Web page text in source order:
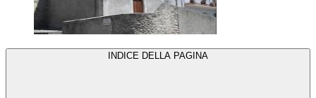
INDICE DELLA PAGINA